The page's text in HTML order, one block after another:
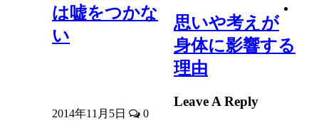
は嘘をつかな
い
思いや考えが
身体に影響する
理由
2014年11月5日 0
Leave A Reply